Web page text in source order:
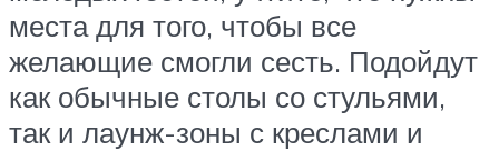
места для того, чтобы все
желающие смогли сесть. Подойдут
как обычные столы со стульями,
так и лаунж-зоны с креслами и